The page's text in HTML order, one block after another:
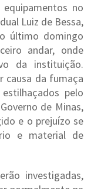
no
Luiz de Bessa,
último domingo
andar, onde
da instituição.
causa da fumaça
pelo
de Minas,
e o prejuízo se
e material de
investigadas,